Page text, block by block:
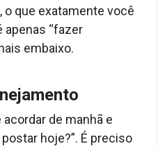
o que exatamente você
apenas “fazer
embaixo.
de manhã e
hoje?”. É preciso